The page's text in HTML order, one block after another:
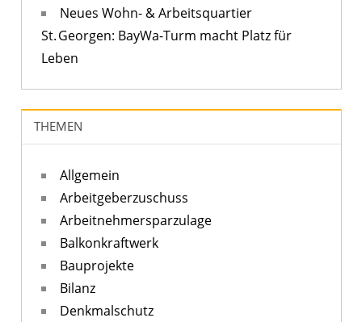
Neues Wohn- & Arbeitsquartier
St. Georgen: BayWa-Turm macht Platz für
Leben
THEMEN
Allgemein
Arbeitgeberzuschuss
Arbeitnehmersparzulage
Balkonkraftwerk
Bauprojekte
Bilanz
Denkmalschutz